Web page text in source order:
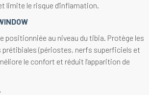
limite le risque d'inflamation.
positionniée au niveau du tibia. Protège les
(périostes, nerfs superficiels et
le confort et réduit l'apparition de